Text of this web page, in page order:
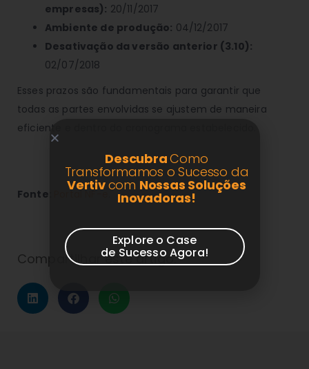
empresas): 20/11/2017
Ambiente de produção: 04/12/2017
Desativação da versão anterior (3.10):
02/07/2018
Esses prazos são fundamentais para garantir que
todas as partes envolvidas se ajustem de maneira
eficiente e dentro do cronograma estabelecido.
Fonte: Portal NF-e .
Compartilhar este artigo:
DescubraComo
Transformamos o Sucesso da
Vertivcom Nossas Soluções
Inovadoras!
Explore o Case
de Sucesso Agora!